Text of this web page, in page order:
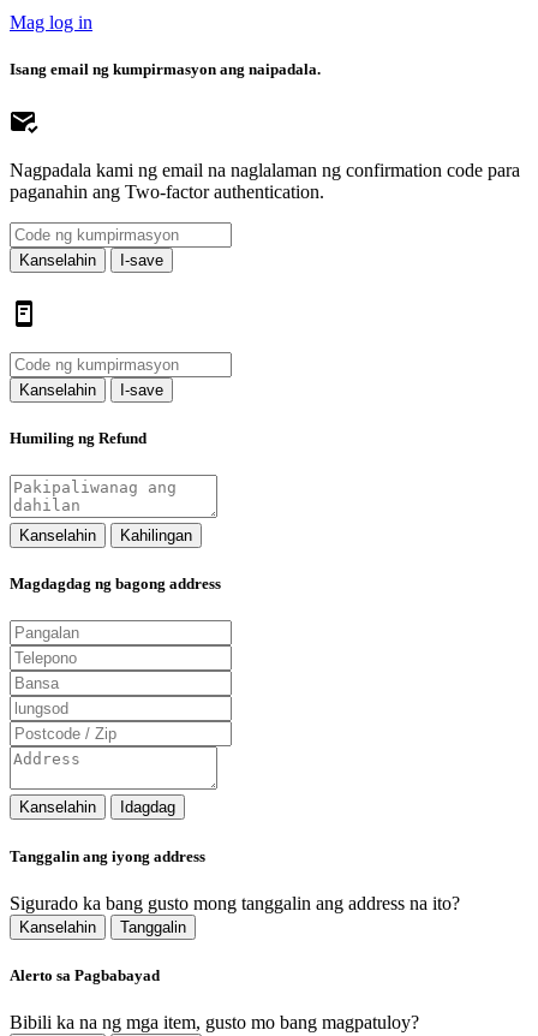
Mag log in
Isang email ng kumpirmasyon ang naipadala.
Nagpadala kami ng email na naglalaman ng confirmation code para
paganahin ang Two-factor authentication.
Kanselahin I-save
Kanselahin I-save
Humiling ng Refund
Kanselahin Kahilingan
Magdagdag ng bagong address
Kanselahin Idagdag
Tanggalin ang iyong address
Sigurado ka bang gusto mong tanggalin ang address na ito?
Kanselahin Tanggalin
Alerto sa Pagbabayad
Bibili ka na ng mga item, gusto mo bang magpatuloy?